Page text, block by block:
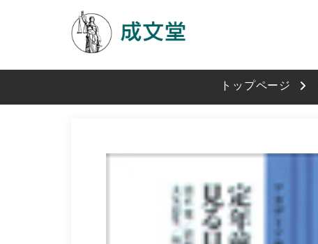
トップページ